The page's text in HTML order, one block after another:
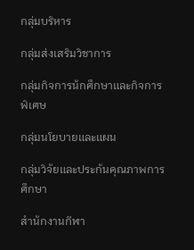
กลุ่มบริหาร
กลุ่มส่งเสริมวิชาการ
กลุ่มกิจการนักศึกษาและกิจการ
พิเศษ
กลุ่มนโยบายและแผน
กลุ่มวิจัยและประกันคุณภาพการ
ศึกษา
สำนักงานกีฬา